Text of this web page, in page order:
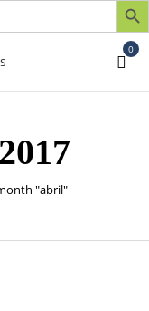
0
"abril"